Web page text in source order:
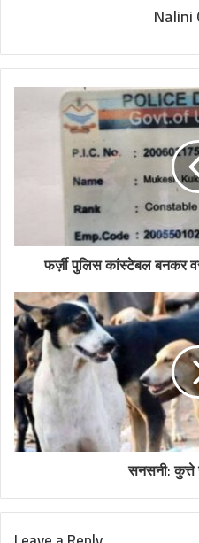
Nalini
फर्ज़ी पुलिस कांस्टेबल बनकर
सनसनी: